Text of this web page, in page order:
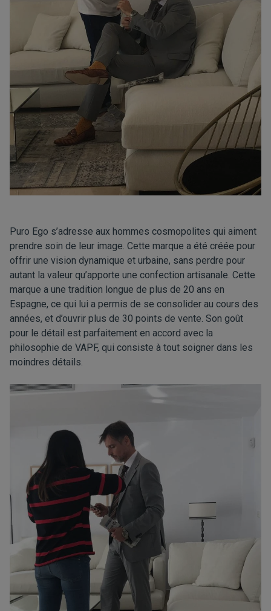
Puro Ego s’adresse aux hommes cosmopolites qui aiment
prendre soin de leur image. Cette marque a été créée pour
offrir une vision dynamique et urbaine, sans perdre pour
autant la valeur qu’apporte une confection artisanale. Cette
marque a une tradition longue de plus de 20 ans en
Espagne, ce qui lui a permis de se consolider au cours des
années, et d’ouvrir plus de 30 points de vente. Son goût
pour le détail est parfaitement en accord avec la
philosophie de VAPF, qui consiste à tout soigner dans les
moindres détails.